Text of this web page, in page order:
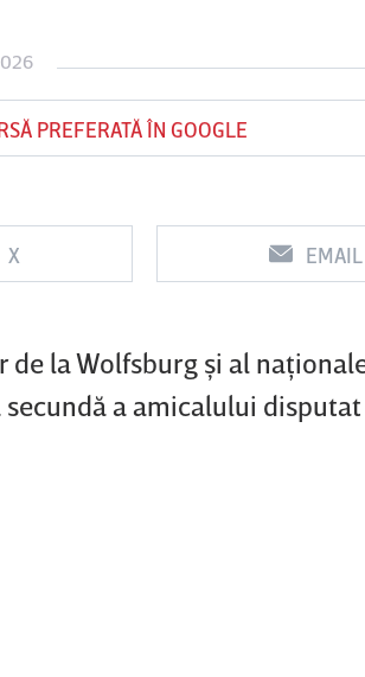
PREFERATĂ ÎN GOOGLE
X EMAIL
la Wolfsburg şi al
a amicalului
Rapid
0
Farul
3
Vs
2